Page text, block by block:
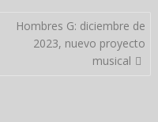
Hombres G: diciembre de
2023, nuevo proyecto
musical